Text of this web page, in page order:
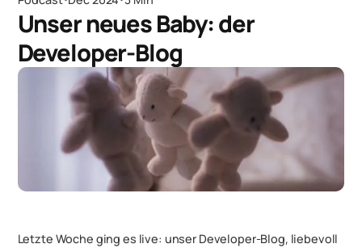
Unser neues Baby: der
Developer-Blog
Letzte Woche ging es live: unser Developer-Blog, liebevoll